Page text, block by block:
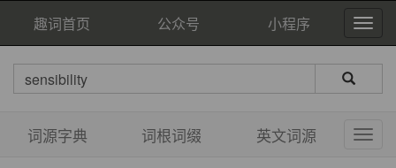
趣词首页 公众号 小程序
词源字典 词根词缀 英文词源